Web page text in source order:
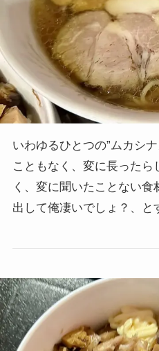
いわゆるひとつの”ムカシ
こともなく、変に長ったら
く、変に聞いたことない
出して俺凄いでしょ？、と